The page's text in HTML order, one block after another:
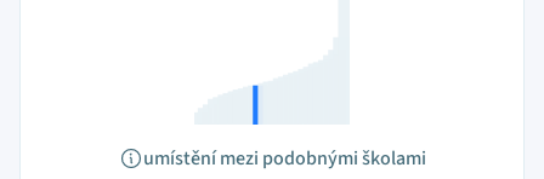
umístění mezi podobnými školami